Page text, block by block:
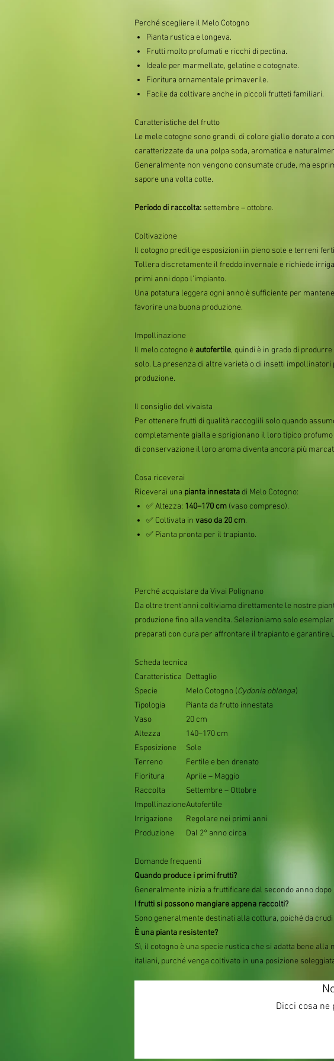
Perché scegliere il Melo Cotogno
Pianta rustica e longeva.
Frutti molto profumati e ricchi di pectina.
Ideale per marmellate, gelatine e cotognate.
Fioritura ornamentale primaverile.
Facile da coltivare anche in piccoli frutteti familiari.
Caratteristiche del frutto
Le mele cotogne sono grandi, di colore giallo dorato a
caratterizzate da una polpa soda, aromatica e
Generalmente non vengono consumate crude, ma
sapore una volta cotte.
Periodo di raccolta: settembre – ottobre.
Coltivazione
Il cotogno predilige esposizioni in pieno sole e terreni
Tollera discretamente il freddo invernale e richiede
primi anni dopo l'impianto.
Una potatura leggera ogni anno è sufficiente per
favorire una buona produzione.
Impollinazione
Il melo cotogno è autofertile, quindi è in grado di
solo. La presenza di altre varietà o di insetti
produzione.
Il consiglio del vivaista
Per ottenere frutti di qualità raccoglili solo quando
completamente gialla e sprigionano il loro tipico
di conservazione il loro aroma diventa ancora più
Cosa riceverai
Riceverai una pianta innestata di Melo Cotogno:
✅ Altezza: 140–170 cm (vaso compreso).
✅ Coltivata in vaso da 20 cm.
✅ Pianta pronta per il trapianto.
Perché acquistare da Vivai Polignano
Da oltre trent'anni coltiviamo direttamente le nostre
produzione fino alla vendita. Selezioniamo solo
preparati con cura per affrontare il trapianto e garantire
Scheda tecnica
Caratteristica Dettaglio
Specie
Melo Cotogno (Cydonia oblonga)
Tipologia
Pianta da frutto innestata
Vaso
20 cm
Altezza
140–170 cm
Esposizione
Sole
Terreno
Fertile e ben drenato
Fioritura
Aprile – Maggio
Raccolta
Settembre – Ottobre
ImpollinazioneAutofertile
Irrigazione
Regolare nei primi anni
Produzione
Dal 2° anno circa
Domande frequenti
Quando produce i primi frutti?
Generalmente inizia a fruttificare dal secondo anno
I frutti si possono mangiare appena raccolti?
Sono generalmente destinati alla cottura, poiché da
È una pianta resistente?
Sì, il cotogno è una specie rustica che si adatta bene alla
italiani, purché venga coltivato in una posizione
Dicci cosa